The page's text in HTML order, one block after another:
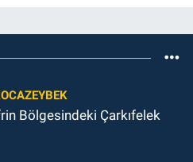
Bölgesindeki Çarkıfelek